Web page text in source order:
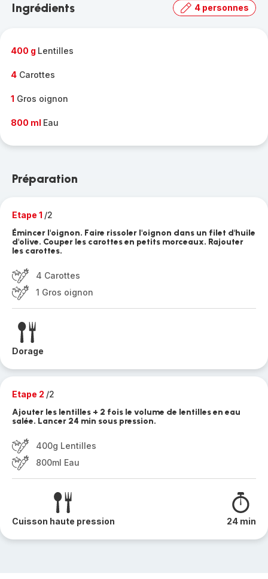
gamme
Ingrédients 4 personnes
400 g Lentilles
4 Carottes
1 Gros oignon
800 ml Eau
Préparation
Etape 1 /2
Émincer l'oignon. Faire rissoler l'oignon dans un filet d'huile
d'olive. Couper les carottes en petits morceaux. Rajouter
les carottes.
4 Carottes
1 Gros oignon
Dorage
Etape 2 /2
Ajouter les lentilles + 2 fois le volume de lentilles en eau
salée. Lancer 24 min sous pression.
400g Lentilles
800ml Eau
Cuisson haute pression 24 min